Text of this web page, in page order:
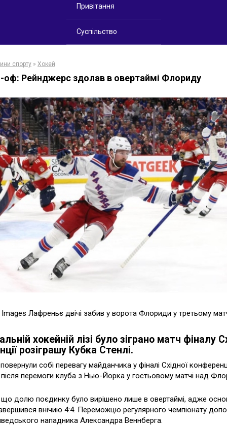
Привітання
Суспільство
спорту » Хокей
Рейнджерс здолав в овертаймі Флориду
Лафреньє двічі забив у ворота Флориди у третьому
хокейній лізі було зіграно матч фіналу
розіграшу Кубка Стенлі.
собі перевагу майданчика у фіналі Східної
перемоги клуба з Нью-Йорка у гостьовому матчі над
долю поєдинку було вирішено лише в овертаймі, адже
внічию 4:4. Переможцю регулярного чемпіонату
нападника Александра Веннберга.